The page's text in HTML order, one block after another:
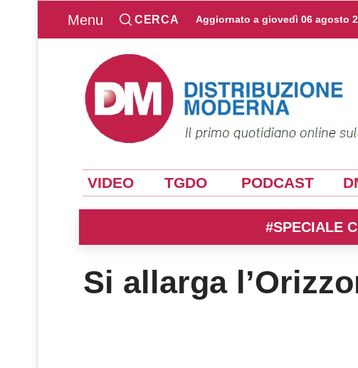
Menu CERCA Aggiornato a giovedì 06 agosto
VIDEO TGDO PODCAST
#SPECIALE
Si allarga